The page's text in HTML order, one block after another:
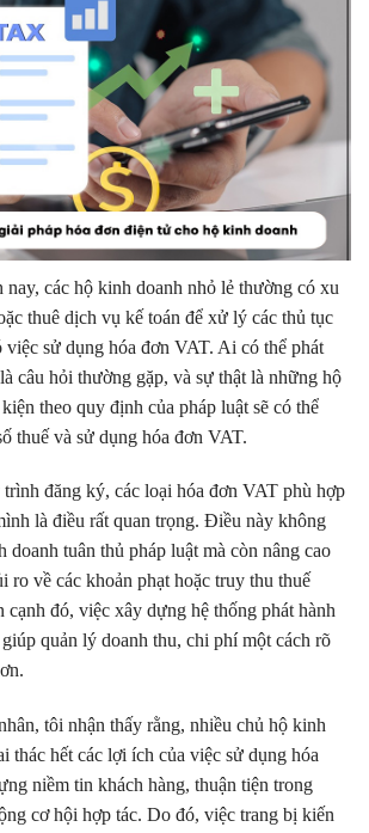
nay, các hộ kinh doanh nhỏ lẻ thường có xu
thuê dịch vụ kế toán để xử lý các thủ tục
việc sử dụng hóa đơn VAT. Ai có thể phát
câu hỏi thường gặp, và sự thật là những hộ
theo quy định của pháp luật sẽ có thể
thuế và sử dụng hóa đơn VAT.
đăng ký, các loại hóa đơn VAT phù hợp
là điều rất quan trọng. Điều này không
doanh tuân thủ pháp luật mà còn nâng cao
ro về các khoản phạt hoặc truy thu thuế
cạnh đó, việc xây dựng hệ thống phát hành
quản lý doanh thu, chi phí một cách rõ
tôi nhận thấy rằng, nhiều chủ hộ kinh
thác hết các lợi ích của việc sử dụng hóa
niềm tin khách hàng, thuận tiện trong
cơ hội hợp tác. Do đó, việc trang bị kiến